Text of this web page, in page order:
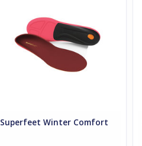
Superfeet Winter Comfort